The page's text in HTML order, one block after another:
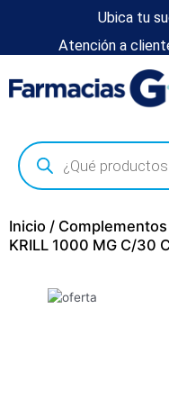
Ubica tu
Atención a
Inicio /
KRILL 1000 MG C/30